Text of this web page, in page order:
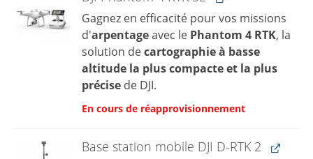
Gagnez en efficacité pour vos missions
d'arpentageavec le Phantom 4 RTK, la
solution decartographie à basse
altitude la plus compacte et la plus
précisede DJI.
En cours de réapprovisionnement
Base station mobile DJI D-RTK 2